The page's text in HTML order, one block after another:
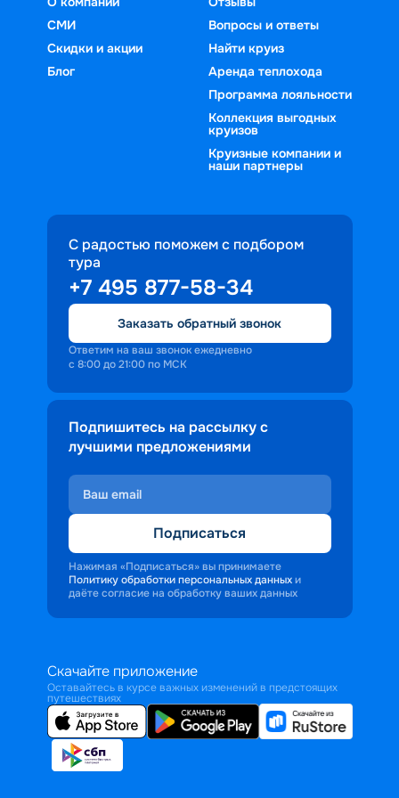
путешественника.
СМИ
Скидки и акции
Блог
Вопросы и ответы
Найти круиз
Аренда теплохода
Программа лояльности
Коллекция выгодных
круизов
Круизные компании и
наши партнеры
С радостью поможем с подбором
тура
+7 495 877-58-34
Заказать обратный звонок
Ответим на ваш звонок ежедневно
с 8:00 до 21:00 по МСК
Подпишитесь на рассылку с
лучшими предложениями
Подписаться
Нажимая «Подписаться» вы принимаете
Политику обработки персональных данных и
даёте согласие на обработку ваших данных
Скачайте приложение
Оставайтесь в курсе важных изменений в предстоящих
путешествиях